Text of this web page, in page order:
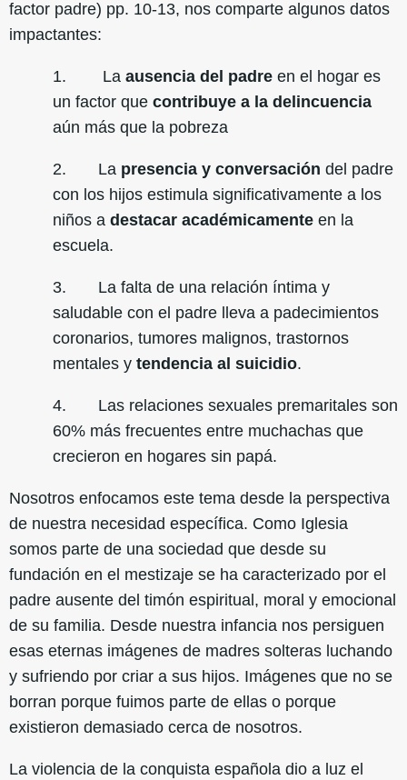
factor padre) pp. 10-13, nos comparte algunos datos
impactantes:
1. La ausencia del padre en el hogar es
un factor que contribuye a la delincuencia
aún más que la pobreza
2. La presencia y conversación del padre
con los hijos estimula significativamente a los
niños a destacar académicamente en la
escuela.
3. La falta de una relación íntima y
saludable con el padre lleva a padecimientos
coronarios, tumores malignos, trastornos
mentales y tendencia al suicidio.
4. Las relaciones sexuales premaritales son
60% más frecuentes entre muchachas que
crecieron en hogares sin papá.
Nosotros enfocamos este tema desde la perspectiva
de nuestra necesidad específica. Como Iglesia
somos parte de una sociedad que desde su
fundación en el mestizaje se ha caracterizado por el
padre ausente del timón espiritual, moral y emocional
de su familia. Desde nuestra infancia nos persiguen
esas eternas imágenes de madres solteras luchando
y sufriendo por criar a sus hijos. Imágenes que no se
borran porque fuimos parte de ellas o porque
existieron demasiado cerca de nosotros.
La violencia de la conquista española dio a luz el